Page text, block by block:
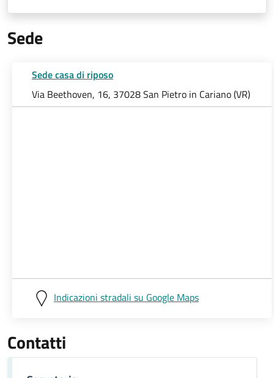
Sede
Sede casa di riposo
Via Beethoven, 16, 37028 San Pietro in Cariano (VR)
Indicazioni stradali su Google Maps
Contatti